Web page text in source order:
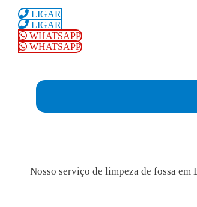
LIGAR
LIGAR
WHATSAPP
WHATSAPP
Nosso serviço de limpeza de fossa